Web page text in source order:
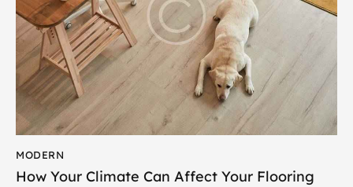
MODERN
How Your Climate Can Affect Your Flooring